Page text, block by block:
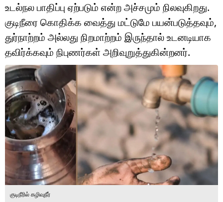
டெக்னாலஜி
ஆன்மீகம்
வைரல்
ஹெஃல்த்
ஷார்ட் வீடியோஸ்
வலை கதைகள்
போட்டோ கேலரி
உடல்நல பாதிப்பு ஏற்படும் என்ற அச்சமும் நிலவுகிறது.
குடிநீரை கொதிக்க வைத்து மட்டுமே பயன்படுத்தவும்,
துர்நாற்றம் அல்லது நிறமாற்றம் இருந்தால் உடனடியாக
தவிர்க்கவும் நிபுணர்கள் அறிவுறுத்துகின்றனர்.
குடிநீரில் கழிவுநீர்